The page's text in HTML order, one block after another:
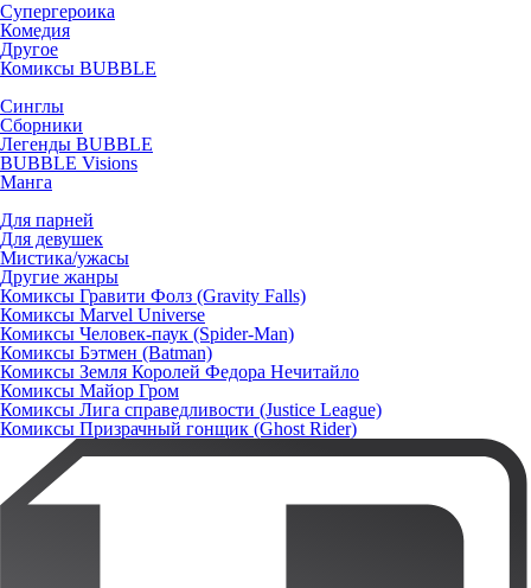
Супергероика
Комедия
Другое
Комиксы BUBBLE
Синглы
Сборники
Легенды BUBBLE
BUBBLE Visions
Манга
Для парней
Для девушек
Мистика/ужасы
Другие жанры
Комиксы Гравити Фолз (Gravity Falls)
Комиксы Marvel Universe
Комиксы Человек-паук (Spider-Man)
Комиксы Бэтмен (Batman)
Комиксы Земля Королей Федора Нечитайло
Комиксы Майор Гром
Комиксы Лига справедливости (Justice League)
Комиксы Призрачный гонщик (Ghost Rider)